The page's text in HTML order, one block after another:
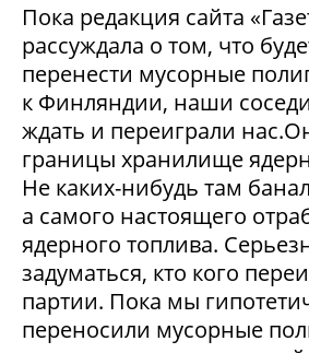
Пока редакция сайта
рассуждала о том, что
перенести мусорные
к Финляндии, наши
ждать и переиграли
границы хранилище
Не каких-нибудь там
а самого настоящего
ядерного топлива.
задуматься, кто кого
партии. Пока мы
переносили мусорные